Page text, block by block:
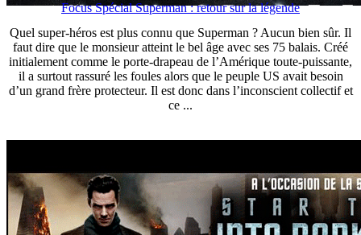
Focus Spécial Superman : retour sur la légende
Quel super-héros est plus connu que Superman ? Aucun bien sûr. Il
faut dire que le monsieur atteint le bel âge avec ses 75 balais. Créé
initialement comme le porte-drapeau de l’Amérique toute-puissante,
il a surtout rassuré les foules alors que le peuple US avait besoin
d’un grand frère protecteur. Il est donc dans l’inconscient collectif et
ce ...